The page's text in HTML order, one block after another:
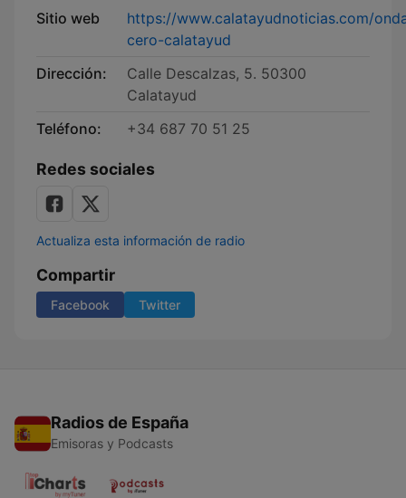
Sitio web
https://www.calatayudnoticias.com/
cero-calatayud
Dirección:
Calle Descalzas, 5. 50300
Calatayud
Teléfono:
+34 687 70 51 25
Redes sociales
Actualiza esta información de radio
Compartir
Facebook Twitter
Radios de España
Emisoras y Podcasts